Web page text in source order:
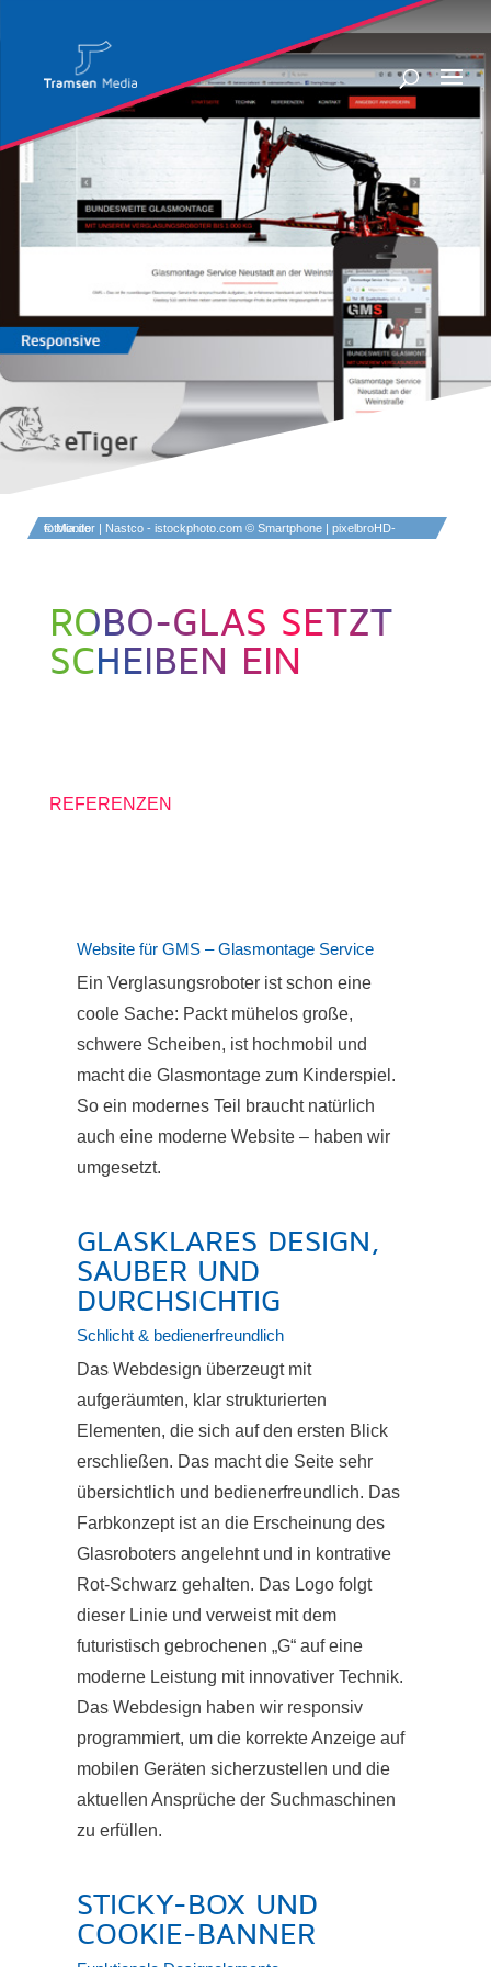
© Monitor | Nastco - istockphoto.com © Smartphone | pixelbroHD- fotolia.de
ROBO-GLAS SETZT
SCHEIBEN EIN
REFERENZEN
Website für GMS – Glasmontage Service
Ein Verglasungsroboter ist schon eine
coole Sache: Packt mühelos große,
schwere Scheiben, ist hochmobil und
macht die Glasmontage zum Kinderspiel.
So ein modernes Teil braucht natürlich
auch eine moderne Website – haben wir
umgesetzt.
GLASKLARES DESIGN,
SAUBER UND
DURCHSICHTIG
Schlicht & bedienerfreundlich
Das Webdesign überzeugt mit
aufgeräumten, klar strukturierten
Elementen, die sich auf den ersten Blick
erschließen. Das macht die Seite sehr
übersichtlich und bedienerfreundlich. Das
Farbkonzept ist an die Erscheinung des
Glasroboters angelehnt und in kontrative
Rot-Schwarz gehalten. Das Logo folgt
dieser Linie und verweist mit dem
futuristisch gebrochenen „G“ auf eine
moderne Leistung mit innovativer Technik.
Das Webdesign haben wir responsiv
programmiert, um die korrekte Anzeige auf
mobilen Geräten sicherzustellen und die
aktuellen Ansprüche der Suchmaschinen
zu erfüllen.
STICKY-BOX UND
COOKIE-BANNER